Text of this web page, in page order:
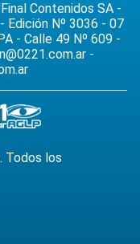
Contenidos SA -
Edición Nº 3036 - 07
- Calle 49 Nº 609 -
-
Todos los